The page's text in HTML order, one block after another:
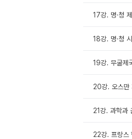
17강. 명·청
18강. 명·청
19강. 무굴제
20강. 오스만
21강. 과학과
22강. 프랑스